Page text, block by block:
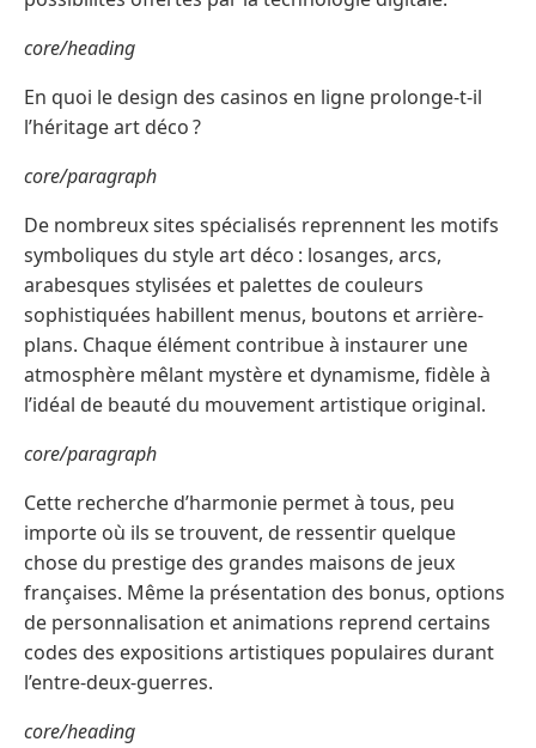
core/heading
En quoi le design des casinos en ligne prolonge-t-il
l’héritage art déco ?
core/paragraph
De nombreux sites spécialisés reprennent les motifs
symboliques du style art déco : losanges, arcs,
arabesques stylisées et palettes de couleurs
sophistiquées habillent menus, boutons et arrière-
plans. Chaque élément contribue à instaurer une
atmosphère mêlant mystère et dynamisme, fidèle à
l’idéal de beauté du mouvement artistique original.
core/paragraph
Cette recherche d’harmonie permet à tous, peu
importe où ils se trouvent, de ressentir quelque
chose du prestige des grandes maisons de jeux
françaises. Même la présentation des bonus, options
de personnalisation et animations reprend certains
codes des expositions artistiques populaires durant
l’entre-deux-guerres.
core/heading